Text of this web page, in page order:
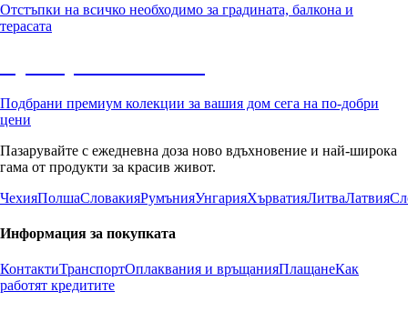
Отстъпки на всичко необходимо за градината, балкона и
терасата
Подбрани премиум колекции за вашия дом сега на по-добри
цени
Пазарувайте с ежедневна доза ново вдъхновение и най-широка
гама от продукти за красив живот.
ЧехияПолшаСловакияРумънияУнгарияХърватияЛитваЛатвия
Информация за покупката
КонтактиТранспортОплаквания и връщанияПлащанеКак
работят кредитите